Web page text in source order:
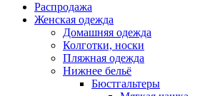
Распродажа
Женская одежда
Домашняя одежда
Колготки, носки
Пляжная одежда
Нижнее бельё
Бюстгальтеры